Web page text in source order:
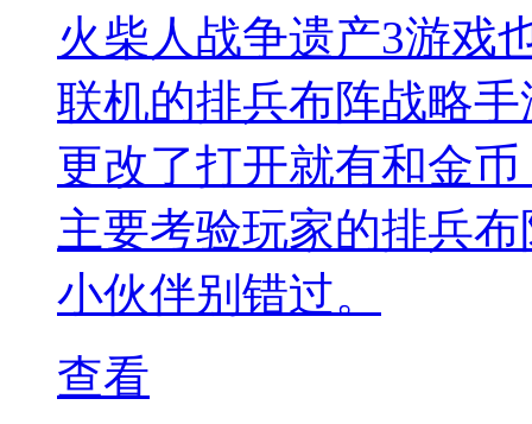
火柴人战争遗产3游戏
联机的排兵布阵战略
更改了打开就有和金
主要考验玩家的排兵
小伙伴别错过。
查看